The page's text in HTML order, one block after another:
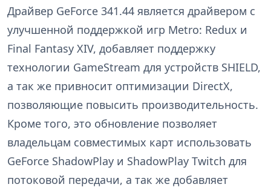
Драйвер GeForce 341.44 является драйвером с
улучшенной поддержкой игр Metro: Redux и
Final Fantasy XIV, добавляет поддержку
технологии GameStream для устройств SHIELD,
а так же привносит оптимизации DirectX,
позволяющие повысить производительность.
Кроме того, это обновление позволяет
владельцам совместимых карт использовать
GeForce ShadowPlay и ShadowPlay Twitch для
потоковой передачи, а так же добавляет